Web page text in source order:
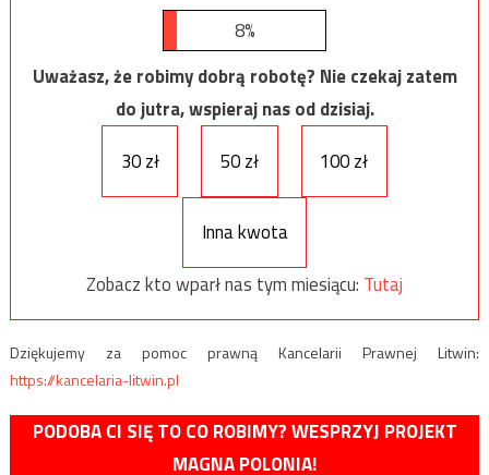
8%
Uważasz, że robimy dobrą robotę? Nie czekaj zatem
do jutra, wspieraj nas od dzisiaj.
30 zł
50 zł 100 zł
Inna kwota
Zobacz kto wparł nas tym miesiącu: Tutaj
Dziękujemy za pomoc prawną Kancelarii Prawnej Litwin:
https://kancelaria-litwin.pl
PODOBA CI SIĘ TO CO ROBIMY? WESPRZYJ PROJEKT
MAGNA POLONIA!